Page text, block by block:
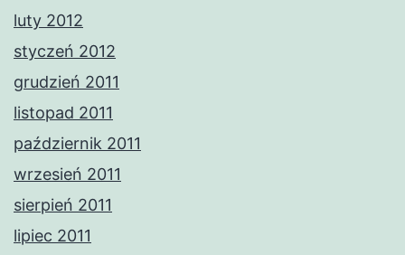
luty 2012
styczeń 2012
grudzień 2011
listopad 2011
październik 2011
wrzesień 2011
sierpień 2011
lipiec 2011